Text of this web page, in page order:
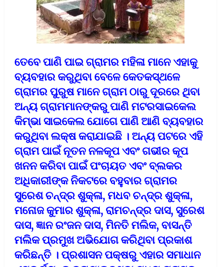
ତେବେ ପାଣି ପାଇ ଗ୍ରାମର ମହିଳା ମାନେ ଏହାକୁ
ବ୍ୟବହାର କରୁଥିବା ବେଳେ କେତକସ୍ଥଳେ
ଗ୍ରାମର ପୁରୁଷ ମାନେ ଗ୍ରାମ ଠାରୁ ଦୂରରେ ଥିବା
ଅନ୍ୟ ଗ୍ରାମମାନଙ୍କରୁ ପାଣି ମଟରସାଇକେଲ
କିମ୍ଭା ସାଇକେଲ ଯୋଗେ ପାଣି ଆଣି ବ୍ୟବହାର
କରୁଥିବା ଲକ୍ଷ କରାଯାଇଛି । ଅନ୍ୟ ପଟରେ ଏହି
ଗ୍ରାମ ପାଇଁ ନୂତନ ନଳକୂପ ଏବଂ ଗଭୀର କୂପ
ଖନନ କରିବା ପାଇଁ ପଂଚାୟତ ଏବଂ ବ୍ଲକର
ଅଧିକାରୀଙ୍କ ନିକଟରେ ବହୁବାର ଗ୍ରାମର
ସୁରେଶ ଚନ୍ଦ୍ର ଶୁକ୍ଳା, ମଧବ ଚନ୍ଦ୍ର ଶୁକ୍ଳା,
ମନୋଜ କୁମାର ଶୁକ୍ଳା, ରାମଚନ୍ଦ୍ର ଦାସ, ସୁରେଶ
ଦାସ, ଜ୍ଞାନ ରଂଜନ ଦାସ, ମିନତି ମଲିକ, ବାସନ୍ତି
ମଲିକ ପ୍ରମୁଖ ଅଭିଯୋଗ କରିଥିବା ପ୍ରକାଶ
କରିଛନ୍ତି । ପ୍ରଶାସନ ପକ୍ଷରୁ ଏହାର ସମାଧାନ